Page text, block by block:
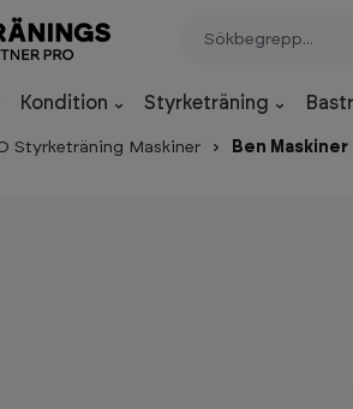
Kondition Styrketräning
Styrketräning Maskiner Ben Maskiner